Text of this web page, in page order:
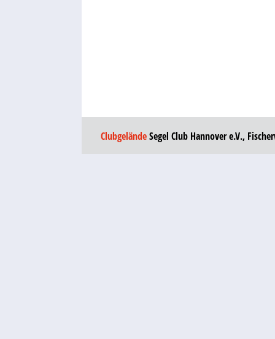
ClubgeländeSegel Club Hannover e.V.,